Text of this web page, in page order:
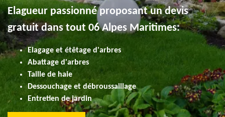
Elagueur passionné proposant un devis
gratuit dans tout 06 Alpes Maritimes:
Elagage et étêtage d'arbres
Abattage d'arbres
Taille de haie
Dessouchage et débroussaillage
Entretien de jardin